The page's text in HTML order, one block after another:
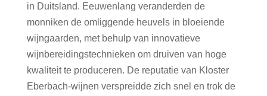
in Duitsland. Eeuwenlang veranderden de
monniken de omliggende heuvels in bloeiende
wijngaarden, met behulp van innovatieve
wijnbereidingstechnieken om druiven van hoge
kwaliteit te produceren. De reputatie van Kloster
Eberbach-wijnen verspreidde zich snel en trok de